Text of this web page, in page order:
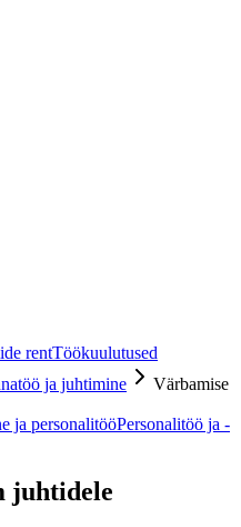
rentTöökuulutused
ja juhtimine
Värbamise
ja personalitööPersonalitöö ja -
juhtidele